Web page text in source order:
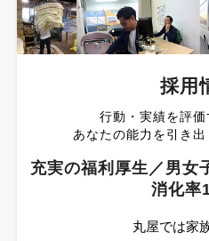
採用
行動・実績を評
あなたの能力を引き
充実の福利厚生／男女
消化率
丸屋では家